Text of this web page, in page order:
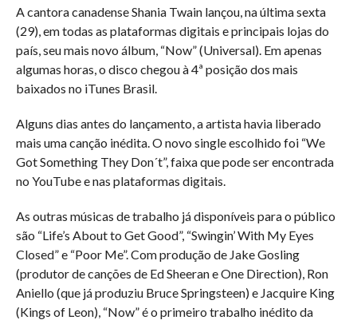
A cantora canadense Shania Twain lançou, na última sexta
(29), em todas as plataformas digitais e principais lojas do
país, seu mais novo álbum, “Now” (Universal). Em apenas
algumas horas, o disco chegou à 4ª posição dos mais
baixados no iTunes Brasil.
Alguns dias antes do lançamento, a artista havia liberado
mais uma canção inédita. O novo single escolhido foi “We
Got Something They Don´t”, faixa que pode ser encontrada
no YouTube e nas plataformas digitais.
As outras músicas de trabalho já disponíveis para o público
são “Life’s About to Get Good”, “Swingin’ With My Eyes
Closed” e “Poor Me”. Com produção de Jake Gosling
(produtor de canções de Ed Sheeran e One Direction), Ron
Aniello (que já produziu Bruce Springsteen) e Jacquire King
(Kings of Leon), “Now” é o primeiro trabalho inédito da